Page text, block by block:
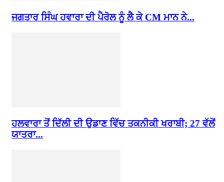
ਜਗਤਾਰ ਸਿੰਘ ਹਵਾਰਾ ਦੀ ਪੈਰੋਲ ਨੂੰ ਲੈ ਕੇ CM ਮਾਨ ਨੇ...
ਹਲਵਾਰਾ ਤੋਂ ਦਿੱਲੀ ਦੀ ਉਡਾਣ ਵਿੱਚ ਤਕਨੀਕੀ ਖਰਾਬੀ; 27 ਵੱਲੋਂ
ਯਾਤਰਾ...